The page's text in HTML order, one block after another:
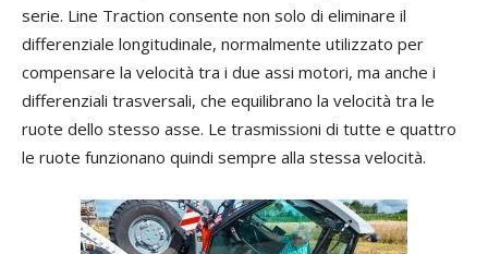
serie. Line Traction consente non solo di eliminare il
differenziale longitudinale, normalmente utilizzato per
compensare la velocità tra i due assi motori, ma anche i
differenziali trasversali, che equilibrano la velocità tra le
ruote dello stesso asse. Le trasmissioni di tutte e quattro
le ruote funzionano quindi sempre alla stessa velocità.